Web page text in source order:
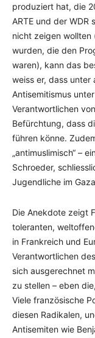
produziert hat, die
ARTE und der
nicht zeigen wollten
wurden, die den
waren), kann das
weiss er, dass unter
Antisemitismus
Verantwortlichen
Befürchtung, dass
führen könne.
„antimuslimisch“ –
Schroeder,
Jugendliche im
Die Anekdote zeigt
toleranten,
in Frankreich und
Verantwortlichen
sich ausgerechnet
zu stellen – eben
Viele französische
diesen Radikalen,
Antisemiten wie